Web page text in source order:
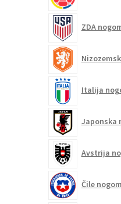
ZDA
Italija
Japonska
Avstrija
Čile